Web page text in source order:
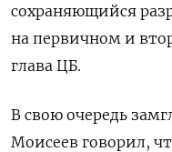
сохраняющийся
на первичном и
глава ЦБ.
В свою очередь
Моисеев говорил,